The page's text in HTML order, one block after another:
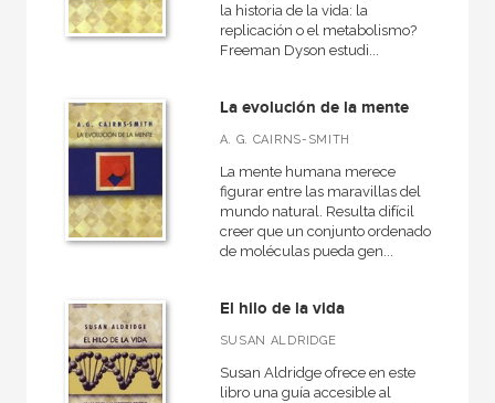
la historia de la vida: la
replicación o el metabolismo?
Freeman Dyson estudi...
La evolución de la mente
A. G. CAIRNS-SMITH
La mente humana merece
figurar entre las maravillas del
mundo natural. Resulta difícil
creer que un conjunto ordenado
de moléculas pueda gen...
El hilo de la vida
SUSAN ALDRIDGE
Susan Aldridge ofrece en este
libro una guía accesible al